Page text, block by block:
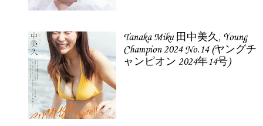
Tanaka Miku 田中美久, Young
Champion 2024 No.14 (ヤングチ
ャンピオン 2024年14号)